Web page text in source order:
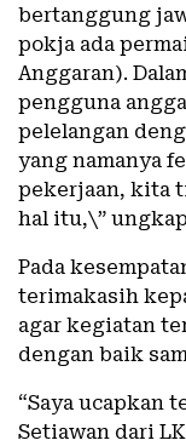
bertanggung
pokja ada
Anggaran).
pengguna
pelelangan
yang namanya
pekerjaan, kita
hal itu,\”
Pada
terimakasih
agar kegiatan
dengan baik
“Saya ucapkan
Setiawan dari